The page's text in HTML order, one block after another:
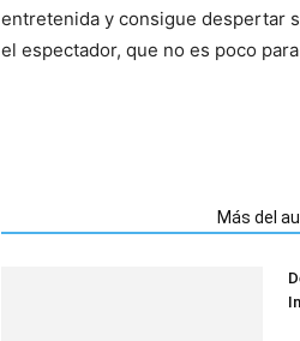
entretenida y consigue despertar
el espectador, que no es poco
Más del